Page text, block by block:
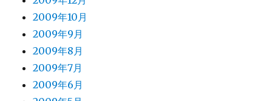
2009年10月
2009年9月
2009年8月
2009年7月
2009年6月